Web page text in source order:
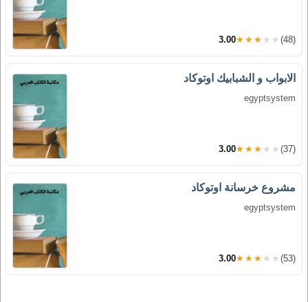
3.00★★★★★ (48)
الابواب و الشبابيك اوتوكاد
egyptsystem
3.00★★★★★ (37)
مشروع خرسانة اوتوكاد
egyptsystem
3.00★★★★★ (53)